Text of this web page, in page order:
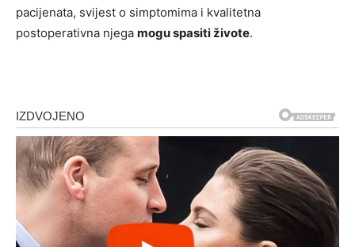
pacijenata, svijest o simptomima i kvalitetna
postoperativna njega mogu spasiti živote.